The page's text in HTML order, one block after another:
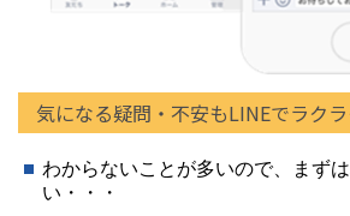
気になる疑問・不安もLINEでラク
わからないことが多いので、まず
い・・・